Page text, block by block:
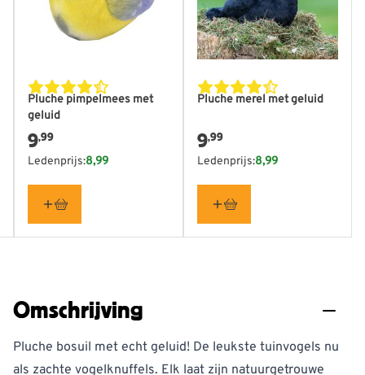
Pluche pimpelmees met
geluid
9,99
Ledenprijs:8,99
Pluche merel met geluid
9,99
Ledenprijs:8,99
Omschrijving
Pluche bosuil met echt geluid! De leukste tuinvogels nu
als zachte vogelknuffels. Elk laat zijn natuurgetrouwe